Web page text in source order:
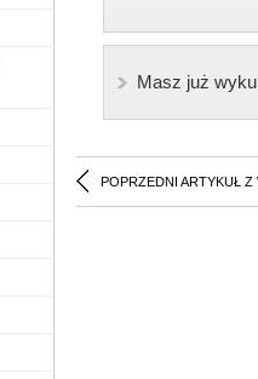
Masz już
POPRZEDNI ARTYKUŁ Z